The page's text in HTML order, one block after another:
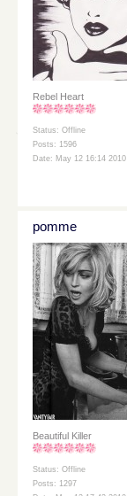
Rebel Heart
Status: Offline
Posts: 1596
Date: May 12 16:14 2010
pomme
Beautiful Killer
Status: Offline
Posts: 1297